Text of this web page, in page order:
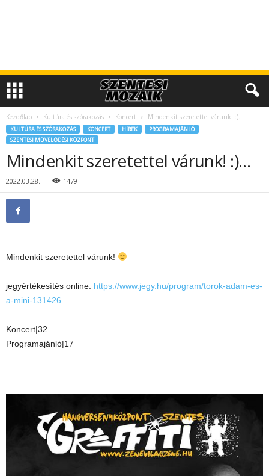
Kezdőlap Kultúra és szórakozás Koncert Mindenkit szeretettel várunk! :)…
KULTÚRA ÉS SZÓRAKOZÁS KONCERT HÍREK
PROGRAMAJÁNLÓ
SZENTESI MŰVELŐDÉSI KÖZPONT
Mindenkit szeretettel várunk! :)…
2022.03.28. 1479
Mindenkit szeretettel várunk!
jegyértékesítés online: https://www.jegy.hu/program/torok-adam-es-
a-mini-131426
Koncert|32
Programajánló|17